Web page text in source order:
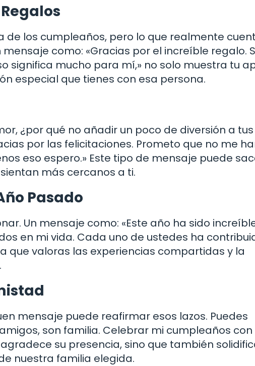
de los cumpleaños, pero lo que realmente
como: «Gracias por el increíble regalo.
significa mucho para mí,» no solo muestra tu
especial que tienes con esa persona.
¿por qué no añadir un poco de diversión a tus
por las felicitaciones. Prometo que no me
eso espero.» Este tipo de mensaje puede
más cercanos a ti.
Pasado
Un mensaje como: «Este año ha sido
en mi vida. Cada uno de ustedes ha
que valoras las experiencias compartidas y la
mensaje puede reafirmar esos lazos. Puedes
son familia. Celebrar mi cumpleaños con
su presencia, sino que también
nuestra familia elegida.